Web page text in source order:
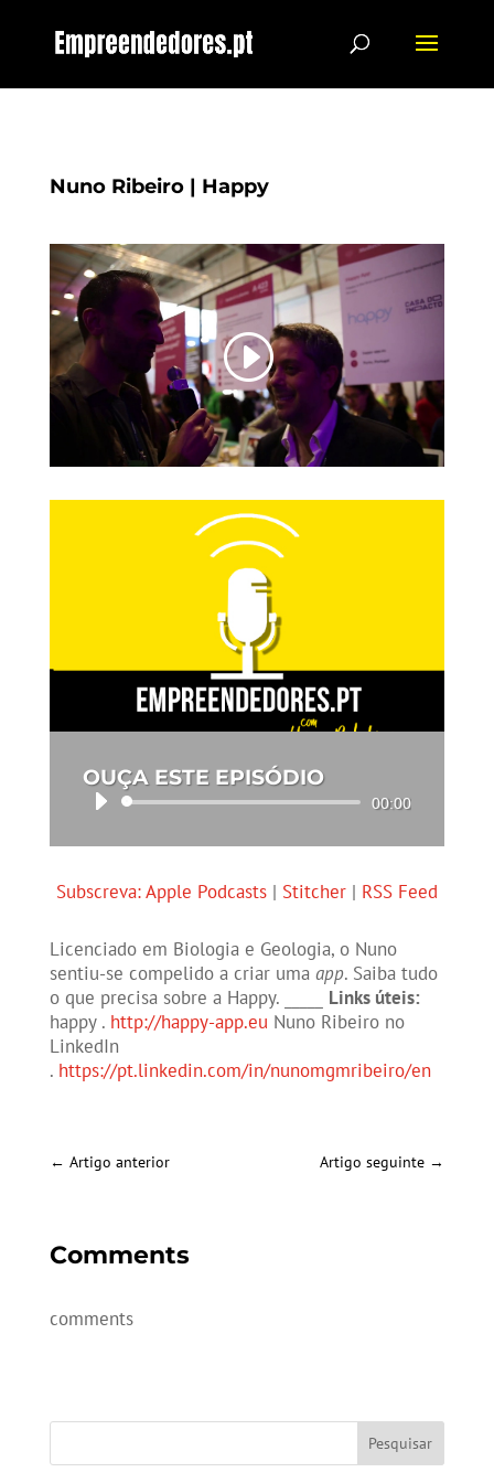
Nuno Ribeiro | Happy
OUÇA ESTE EPISÓDIO
Reprodutor
áudio
00:00
Subscreva:Apple Podcasts| Stitcher| RSS Feed
Licenciado em Biologia e Geologia, o Nuno
sentiu-se compelido a criar uma app. Saiba tudo
o que precisa sobre a Happy. _____ Links úteis:
happy . http://happy-app.eu Nuno Ribeiro no
LinkedIn
. https://pt.linkedin.com/in/nunomgmribeiro/en
← Artigo anterior Artigo seguinte →
Comments
comments